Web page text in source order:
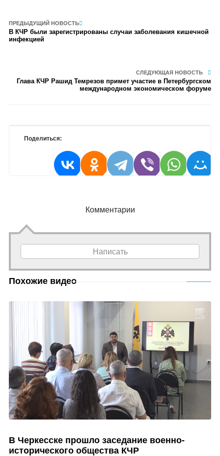
ПРЕДЫДУЩИЙ НОВОСТЬ
В КЧР были зарегистрированы случаи заболевания кишечной
инфекцией
СЛЕДУЮЩАЯ НОВОСТЬ
Глава КЧР Рашид Темрезов примет участие в Петербургском
международном экономическом форуме
Поделиться:
Комментарии
Написать
Похожие видео
В Черкесске прошло заседание военно-
исторического общества КЧР